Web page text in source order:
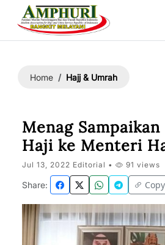
Home Hajj & Umrah
Menag
Haji ke Menteri
Jul 13, 2022 Editorial • 91 views
Share: